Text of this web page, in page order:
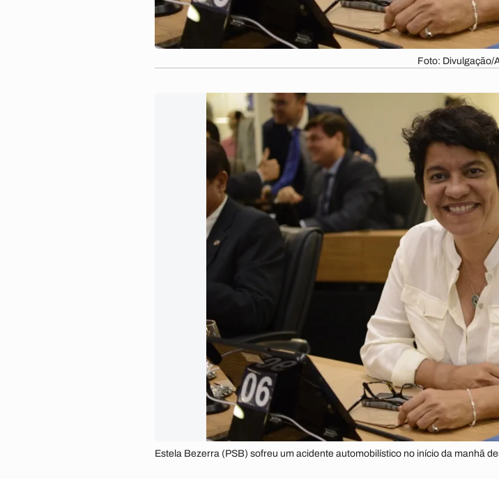
Foto: Divulgação/
Estela Bezerra (PSB) sofreu um acidente automobilístico no início da manhã